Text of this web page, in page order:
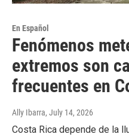
En Español
Fenómenos
extremos son
frecuentes en
Ally Ibarra, July 14, 2026
Costa Rica depende de la